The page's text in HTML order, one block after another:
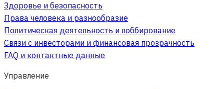
Здоровье и безопасность
Права человека и разнообразие
Политическая деятельность и лоббирование
Связи с инвесторами и финансовая прозрачность
FAQ и контактные данные
Управление